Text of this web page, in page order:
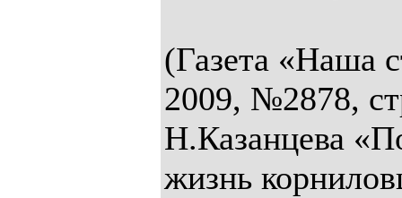
(Газета «Наша
2009, №2878,
Н.Казанцева
жизнь